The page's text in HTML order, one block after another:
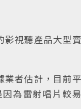
影視聽產品大型
者估計，目前
為雷射唱片較